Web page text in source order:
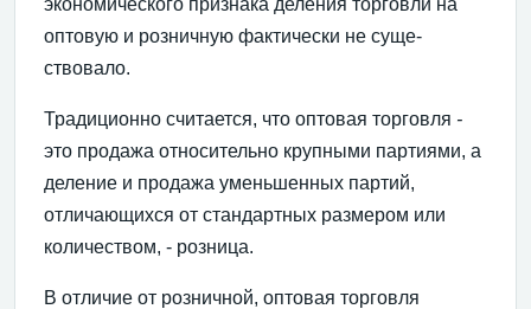
экономического признака деления торговли на
оптовую и розничную фактически не суще­
ствовало.
Традиционно считается, что оптовая торговля -
это продажа относительно крупными партиями, а
деление и продажа уменьшенных партий,
отличающихся от стан­дартных размером или
количеством, - розница.
В отличие от розничной, оптовая торговля